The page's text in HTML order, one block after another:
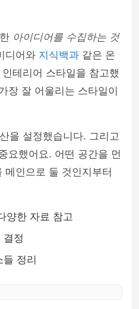
아이디어를 수집하는 것
디어와 지식백과 같은 온
테리어 스타일을 참고했
장 잘 어울리는 스타일이
을 설정했습니다. 그리고
요했어요. 어떤 공간을 먼
메인으로 둘 것인지부터
양한 자료 참고
결정
정리